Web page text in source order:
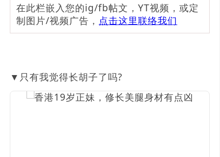
在此栏嵌入您的ig/fb帖文，YT视频，或定
制图片/视频广告， 点击这里联络我们
▼只有我觉得长胡子了吗?